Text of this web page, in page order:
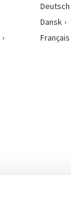
Deutsch
Dansk
Français